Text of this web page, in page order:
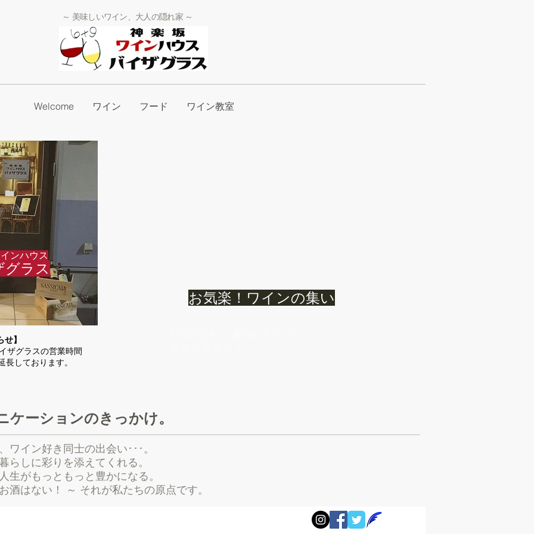
～ 美味しいワイン、大人の隠れ家 ～
Welcome ワイン フード ワイン教室
ンハウス
グラス
】
ザグラスの営業時間
長しております。
お気楽！ワインの集い
ーションのきっかけ。
ワイン好き同士の出会い･･･。
らしに彩りを添えてくれる。
生がもっともっと豊かになる。
酒はない！ ～ それが私たちの原点です。